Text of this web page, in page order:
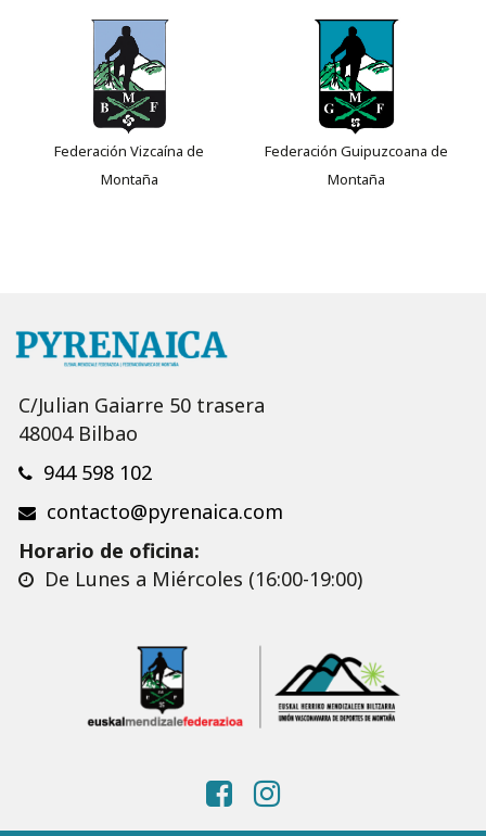
Federación Vizcaína de
Montaña
Federación Guipuzcoana de
Montaña
C/Julian Gaiarre 50 trasera
48004 Bilbao
944 598 102
contacto@pyrenaica.com
Horario de oficina:
De Lunes a Miércoles (16:00-19:00)